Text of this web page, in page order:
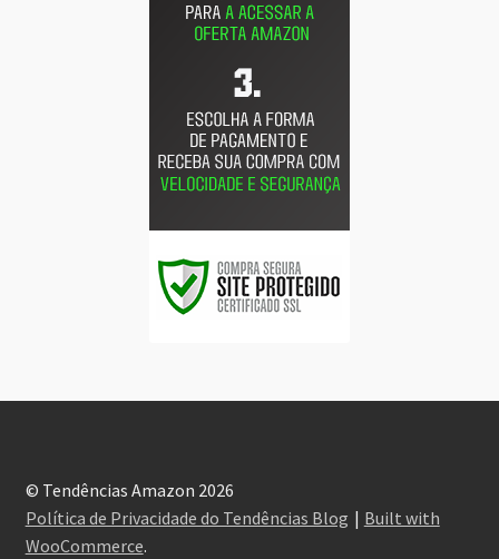
© Tendências Amazon 2026
Política de Privacidade do Tendências Blog
Built with
WooCommerce.